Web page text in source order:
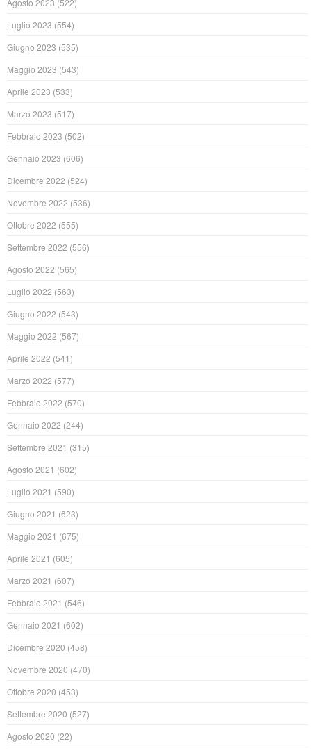
Agosto 2023 (522)
Luglio 2023 (554)
Giugno 2023 (535)
Maggio 2023 (543)
Aprile 2023 (533)
Marzo 2023 (517)
Febbraio 2023 (502)
Gennaio 2023 (606)
Dicembre 2022 (524)
Novembre 2022 (536)
Ottobre 2022 (555)
Settembre 2022 (556)
Agosto 2022 (565)
Luglio 2022 (563)
Giugno 2022 (543)
Maggio 2022 (567)
Aprile 2022 (541)
Marzo 2022 (577)
Febbraio 2022 (570)
Gennaio 2022 (244)
Settembre 2021 (315)
Agosto 2021 (602)
Luglio 2021 (590)
Giugno 2021 (623)
Maggio 2021 (675)
Aprile 2021 (605)
Marzo 2021 (607)
Febbraio 2021 (546)
Gennaio 2021 (602)
Dicembre 2020 (458)
Novembre 2020 (470)
Ottobre 2020 (453)
Settembre 2020 (527)
Agosto 2020 (22)